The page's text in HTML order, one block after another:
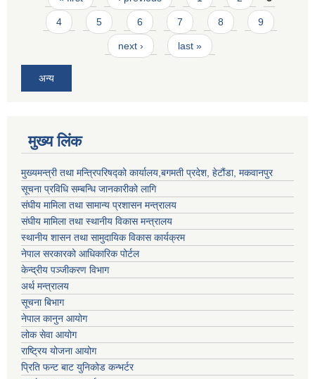
4 5 6 7 8 9
next › last »
अन्य
मुख्य लिंक
मुख्यमन्त्री तथा मन्त्रिपरिषद्को कार्यालय,बगमती प्रदेश, हेटौंडा, मकवानपुर
सूचना प्रविधि सम्बन्धि जानकारीको लागि
संघीय मामिला तथा सामान्य प्रशासन मन्त्रालय
संघीय मामिला तथा स्थानीय विकास मन्त्रालय
स्थानीय शासन तथा सामुदायिक विकास कार्यक्रम
नेपाल सरकारको आधिकारिक पोर्टल
केन्द्रीय पञ्जीकरण विभाग
अर्थ मन्त्रालय
सूचना बिभाग
नेपाल कानुन आयोग
लोक सेवा आयोग
राष्ट्रिय योजना आयोग
प्रिति फन्ट बाट युनिकोड कन्भर्टर